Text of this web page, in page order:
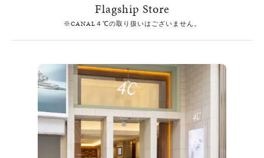
#ダイヤモンド ネックレス
#くまのプーさん
#ペア
#エタニティ
カテゴリー すべてのジュエリー
Flagship Store
※CANAL４℃の取り扱いはございません。